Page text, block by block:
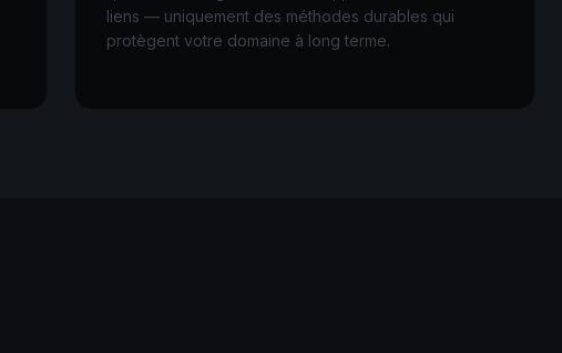
liens — uniquement des méthodes durables qui
protègent votre domaine à long terme.